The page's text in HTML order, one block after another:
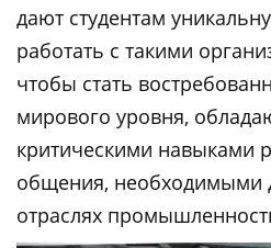
дают студентам
работать с такими
чтобы стать
мирового уровня,
критическими навыками
общения, необходимыми
отраслях